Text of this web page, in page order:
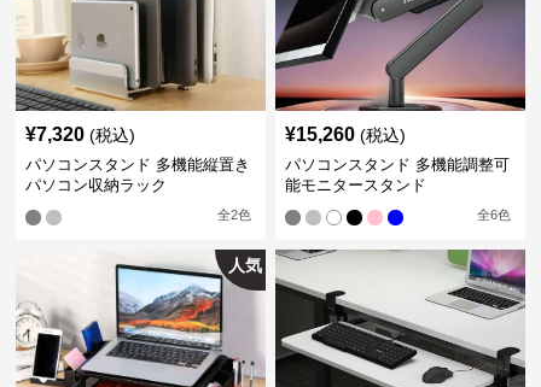
¥7,320 (税込)
パソコンスタンド 多機能縦置き
パソコン収納ラック
全2色
¥15,260 (税込)
パソコンスタンド 多機能調整可
能モニタースタンド
全6色
人気